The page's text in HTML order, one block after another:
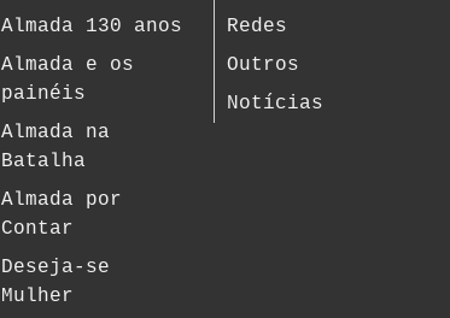
Almada 130 anos
Almada e os
painéis
Almada na
Batalha
Almada por
Contar
Deseja-se
Mulher
Redes
Outros
Notícias